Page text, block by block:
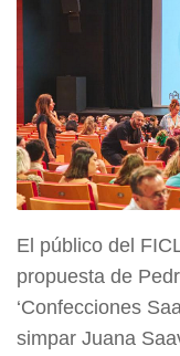
El público del
propuesta de
‘Confecciones
simpar Juana